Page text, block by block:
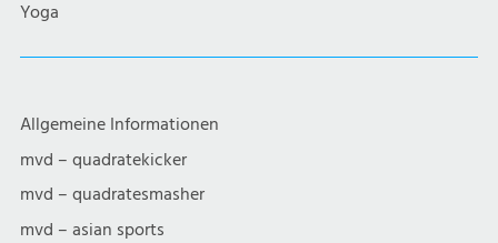
Yoga
Allgemeine Informationen
mvd – quadratekicker
mvd – quadratesmasher
mvd – asian sports